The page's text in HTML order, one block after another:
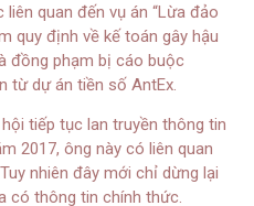
quan đến vụ án “Lừa đảo
quy định về kế toán gây hậu
đồng phạm bị cáo buộc
từ dự án tiền số AntEx.
tiếp tục lan truyền thông tin
2017, ông này có liên quan
nhiên đây mới chỉ dừng lại
có thông tin chính thức.